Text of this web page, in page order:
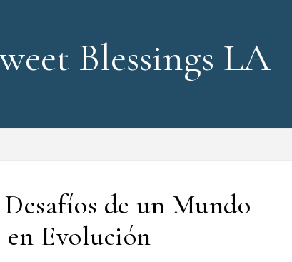
Blessings LA
de un Mundo
Evolución